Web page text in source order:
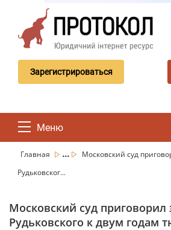
Зарегистрироваться
Меню
Главная ...
Московский суд
Рудьковског...
Московский суд приговорил
Рудьковского к двум годам